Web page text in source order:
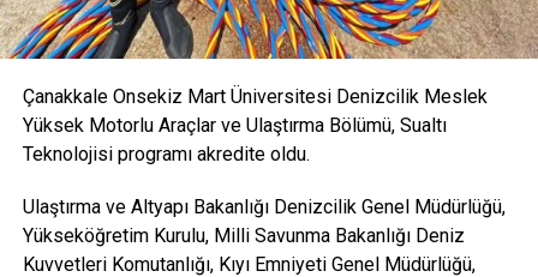
Çanakkale Onsekiz Mart Üniversitesi Denizcilik Meslek
Yüksek Motorlu Araçlar ve Ulaştırma Bölümü, Sualtı
Teknolojisi programı akredite oldu.
Ulaştırma ve Altyapı Bakanlığı Denizcilik Genel Müdürlüğü,
Yükseköğretim Kurulu, Milli Savunma Bakanlığı Deniz
Kuvvetleri Komutanlığı, Kıyı Emniyeti Genel Müdürlüğü,